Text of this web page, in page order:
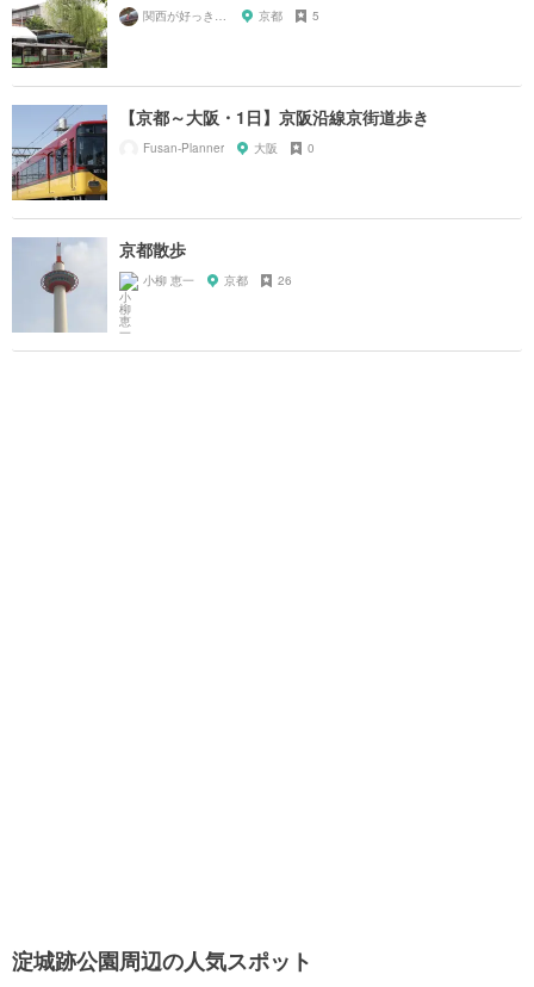
関西が好っきゃねん 京都 5
【京都～大阪・1日】京阪沿線京街道歩き
Fusan-Planner 大阪 0
京都散歩
小柳 恵一 京都 26
淀城跡公園周辺の人気スポット